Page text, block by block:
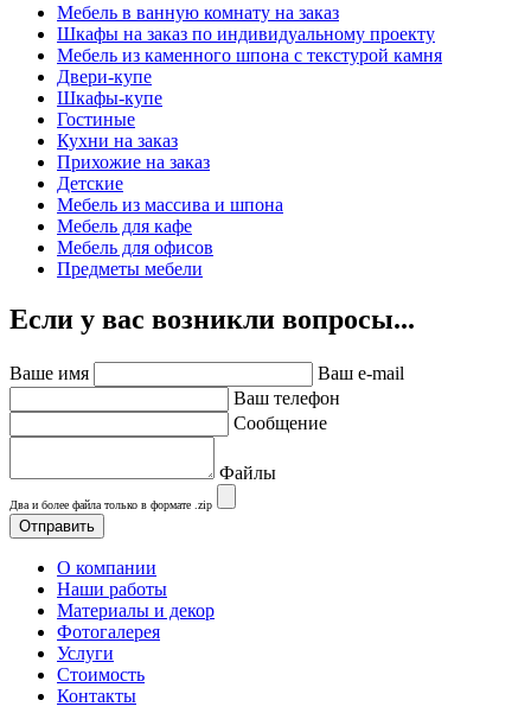
Мебель в ванную комнату на заказ
Шкафы на заказ по индивидуальному проекту
Мебель из каменного шпона с текстурой камня
Двери-купе
Шкафы-купе
Гостиные
Кухни на заказ
Прихожие на заказ
Детские
Мебель из массива и шпона
Мебель для кафе
Мебель для офисов
Предметы мебели
Если у вас возникли вопросы...
Ваше имя
Ваш e-mail
Ваш телефон
Сообщение
Файлы
Два и более файла только в формате .zip
О компании
Наши работы
Материалы и декор
Фотогалерея
Услуги
Стоимость
Контакты